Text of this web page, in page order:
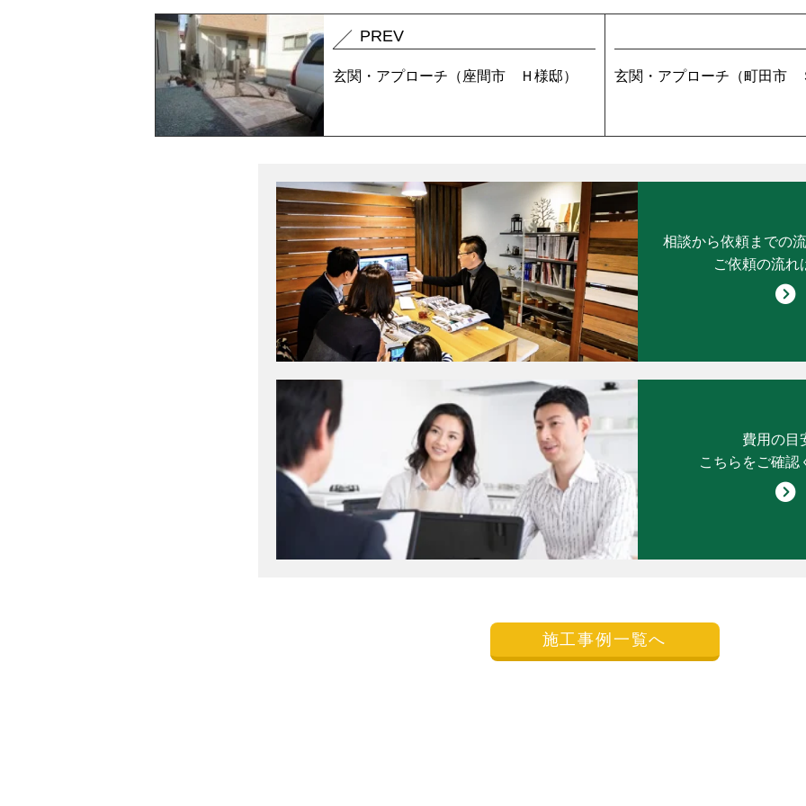
PREV
玄関・アプローチ（座間市 Ｈ様邸） 玄関・アプローチ（町田市
相談から依頼までの
ご依頼の流れ
費用の目
こちらをご確認
施工事例一覧へ